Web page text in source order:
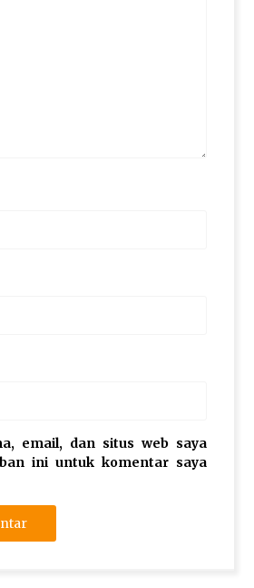
email, dan situs web saya
ini untuk komentar saya